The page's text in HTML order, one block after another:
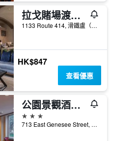
拉戈賭場渡假村
1133 Route 414, 滑鐵盧（紐約）, NY, 美國
HK$847
查看優惠
公園景觀酒店 - 雪城
3星級
713 East Genesee Street, 錫拉丘茲（紐約）, NY, 美國